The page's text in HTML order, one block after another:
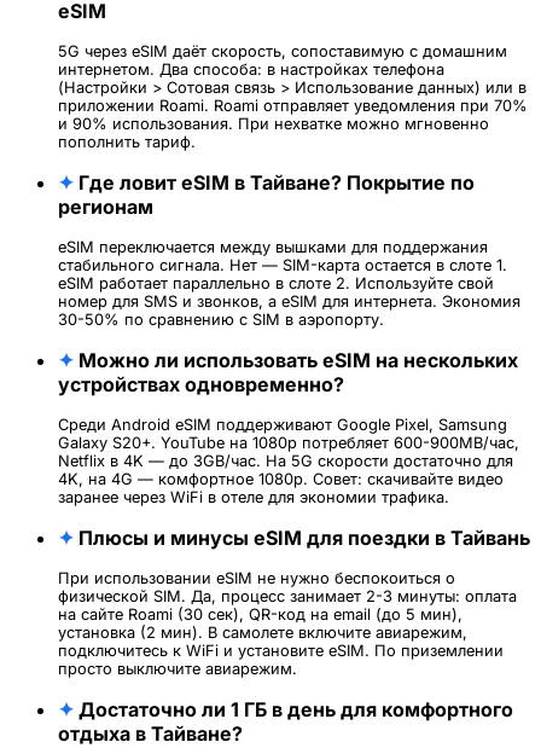
eSIM
5G через eSIM даёт скорость, сопоставимую с домашним
интернетом. Два способа: в настройках телефона
(Настройки > Сотовая связь > Использование данных) или в
приложении Roami. Roami отправляет уведомления при 70%
и 90% использования. При нехватке можно мгновенно
пополнить тариф.
✦ Где ловит eSIM в Тайване? Покрытие по
регионам
eSIM переключается между вышками для поддержания
стабильного сигнала. Нет — SIM-карта остается в слоте 1.
eSIM работает параллельно в слоте 2. Используйте свой
номер для SMS и звонков, а eSIM для интернета. Экономия
30-50% по сравнению с SIM в аэропорту.
✦ Можно ли использовать eSIM на нескольких
устройствах одновременно?
Среди Android eSIM поддерживают Google Pixel, Samsung
Galaxy S20+. YouTube на 1080p потребляет 600-900MB/час,
Netflix в 4K — до 3GB/час. На 5G скорости достаточно для
4K, на 4G — комфортное 1080p. Совет: скачивайте видео
заранее через WiFi в отеле для экономии трафика.
✦ Плюсы и минусы eSIM для поездки в Тайвань
При использовании eSIM не нужно беспокоиться о
физической SIM. Да, процесс занимает 2-3 минуты: оплата
на сайте Roami (30 сек), QR-код на email (до 5 мин),
установка (2 мин). В самолете включите авиарежим,
подключитесь к WiFi и установите eSIM. По приземлении
просто выключите авиарежим.
✦ Достаточно ли 1 ГБ в день для комфортного
отдыха в Тайване?